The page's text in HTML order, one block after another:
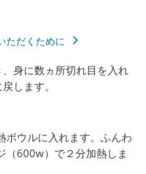
ただくために
身に数ヵ所切れ目を入れ
します。
ボウルに入れます。ふんわ
（600w）で２分加熱しま